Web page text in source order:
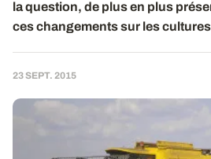
la question, de plus en plus
ces changements sur les
23 SEPT. 2015